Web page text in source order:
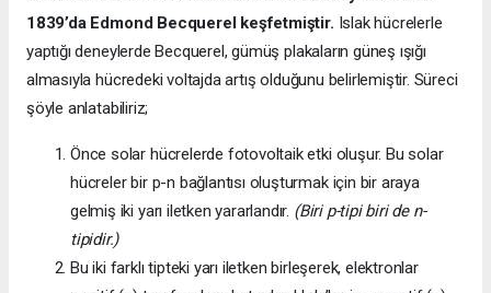
1839’da Edmond Becquerel keşfetmiştir. Islak hücrelerle
yaptığı deneylerde Becquerel, gümüş plakaların güneş ışığı
almasıyla hücredeki voltajda artış olduğunu belirlemiştir. Süreci
şöyle anlatabiliriz;
Önce solar hücrelerde fotovoltaik etki oluşur. Bu solar
hücreler bir p-n bağlantısı oluşturmak için bir araya
gelmiş iki yarı iletken yararlandır. (Biri p-tipi biri de n-
tipidir.)
Bu iki farklı tipteki yarı iletken birleşerek, elektronlar